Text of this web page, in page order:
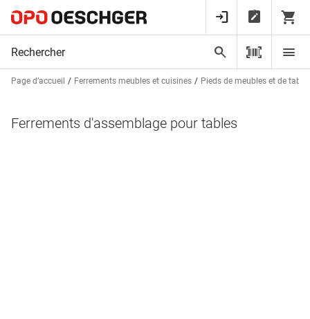
Page d’accueil Ferrements meubles et cuisines Pieds de meubles et de
Ferrements d'assemblage pour tables